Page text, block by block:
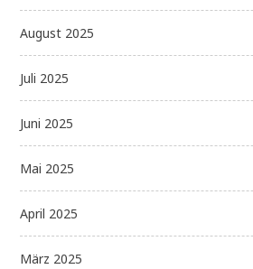
August 2025
Juli 2025
Juni 2025
Mai 2025
April 2025
März 2025